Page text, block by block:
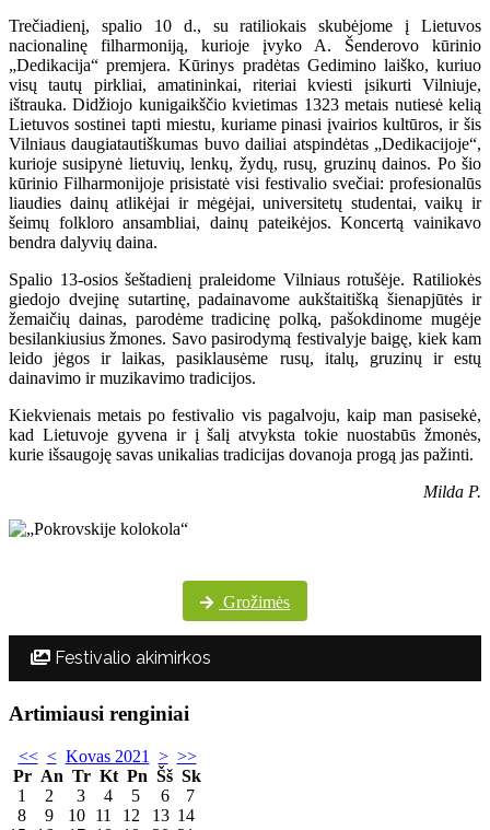
Trečiadienį, spalio 10 d., su ratiliokais skubėjome į Lietuvos
nacionalinę filharmoniją, kurioje įvyko A. Šenderovo kūrinio
„Dedikacija“ premjera. Kūrinys pradėtas Gedimino laiško, kuriuo
visų tautų pirkliai, amatininkai, riteriai kviesti įsikurti Vilniuje,
ištrauka. Didžiojo kunigaikščio kvietimas 1323 metais nutiesė kelią
Lietuvos sostinei tapti miestu, kuriame pinasi įvairios kultūros, ir šis
Vilniaus daugiatautiškumas buvo dailiai atspindėtas „Dedikacijoje“,
kurioje susipynė lietuvių, lenkų, žydų, rusų, gruzinų dainos. Po šio
kūrinio Filharmonijoje prisistatė visi festivalio svečiai: profesionalūs
liaudies dainų atlikėjai ir mėgėjai, universitetų studentai, vaikų ir
šeimų folkloro ansambliai, dainų pateikėjos. Koncertą vainikavo
bendra dalyvių daina.
Spalio 13-osios šeštadienį praleidome Vilniaus rotušėje. Ratiliokės
giedojo dvejinę sutartinę, padainavome aukštaitišką šienapjūtės ir
žemaičių dainas, parodėme tradicinę polką, pašokdinome mugėje
besilankiusius žmones. Savo pasirodymą festivalyje baigę, kiek kam
leido jėgos ir laikas, pasiklausėme rusų, italų, gruzinų ir estų
dainavimo ir muzikavimo tradicijos.
Kiekvienais metais po festivalio vis pagalvoju, kaip man pasisekė,
kad Lietuvoje gyvena ir į šalį atvyksta tokie nuostabūs žmonės,
kurie išsaugoję savas unikalias tradicijas dovanoja progą jas pažinti.
Milda P.
Grožimės
Festivalio akimirkos
Artimiausi renginiai
<< < Kovas 2021 > >>
Pr An Tr Kt Pn Šš Sk
1
2 3 4 5 6
7
8
9 10 11 12 13 14